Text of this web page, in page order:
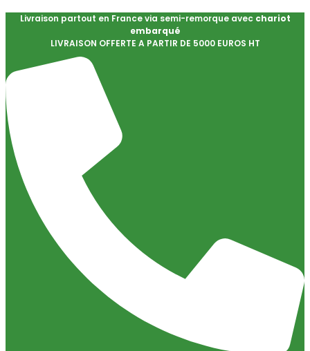
Livraison partout en France via semi-remorque avec chariot
embarqué
LIVRAISON OFFERTE A PARTIR DE 5000 EUROS HT